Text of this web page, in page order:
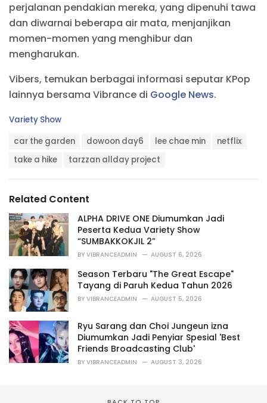
perjalanan pendakian mereka, yang dipenuhi tawa
dan diwarnai beberapa air mata, menjanjikan
momen-momen yang menghibur dan
mengharukan.
Vibers, temukan berbagai informasi seputar KPop
lainnya bersama Vibrance di Google News.
C
i
e
s
:
Variety Show
car the garden dowoon day6 lee chae min
netflix
take a hike
tarzzan allday project
Related Content
ALPHA DRIVE ONE Diumumkan Jadi
Peserta Kedua Variety Show
“SUMBAKKOKJIL 2”
BY VIBRANCEADMIN AUGUST 6, 2026
Season Terbaru "The Great Escape"
Tayang di Paruh Kedua Tahun 2026
BY VIBRANCEADMIN AUGUST 5, 2026
Ryu Sarang dan Choi Jungeun izna
Diumumkan Jadi Penyiar Spesial 'Best
Friends Broadcasting Club'
BY VIBRANCEADMIN AUGUST 3, 2026